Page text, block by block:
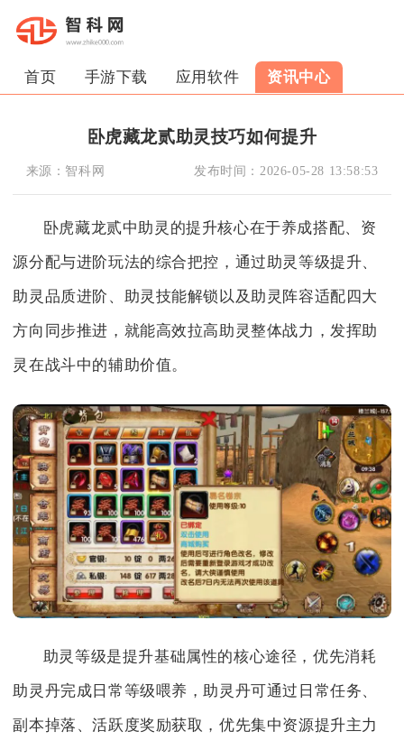
首页 手游下载 应用软件 资讯中心
卧虎藏龙贰助灵技巧如何提升
来源： 智科网 发布时间： 2026-05-28 13:58:53
卧虎藏龙贰中助灵的提升核心在于养成搭配、资
源分配与进阶玩法的综合把控，通过助灵等级提升、
助灵品质进阶、助灵技能解锁以及助灵阵容适配四大
方向同步推进，就能高效拉高助灵整体战力，发挥助
灵在战斗中的辅助价值。
助灵等级是提升基础属性的核心途径，优先消耗
助灵丹完成日常等级喂养，助灵丹可通过日常任务、
副本掉落、活跃度奖励获取，优先集中资源提升主力